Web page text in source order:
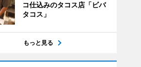
コ仕込みのタコス店「ビバ
タコス」
もっと見る